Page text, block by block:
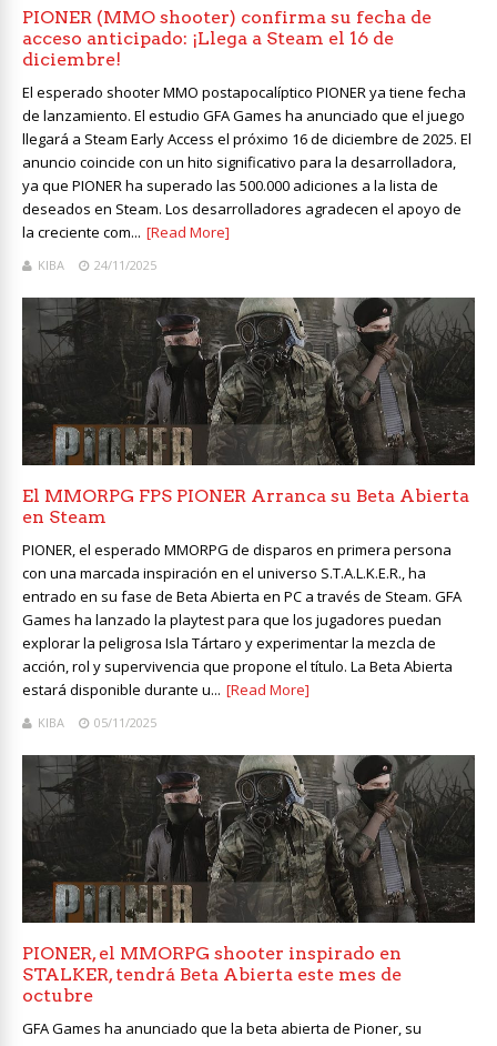
PIONER (MMO shooter) confirma su fecha de
acceso anticipado: ¡Llega a Steam el 16 de
diciembre!
El esperado shooter MMO postapocalíptico PIONER ya tiene fecha
de lanzamiento. El estudio GFA Games ha anunciado que el juego
llegará a Steam Early Access el próximo 16 de diciembre de 2025. El
anuncio coincide con un hito significativo para la desarrolladora,
ya que PIONER ha superado las 500.000 adiciones a la lista de
deseados en Steam. Los desarrolladores agradecen el apoyo de
la creciente com... [Read More]
KIBA 24/11/2025
El MMORPG FPS PIONER Arranca su Beta Abierta
en Steam
PIONER, el esperado MMORPG de disparos en primera persona
con una marcada inspiración en el universo S.T.A.L.K.E.R., ha
entrado en su fase de Beta Abierta en PC a través de Steam. GFA
Games ha lanzado la playtest para que los jugadores puedan
explorar la peligrosa Isla Tártaro y experimentar la mezcla de
acción, rol y supervivencia que propone el título. La Beta Abierta
estará disponible durante u... [Read More]
KIBA 05/11/2025
PIONER, el MMORPG shooter inspirado en
STALKER, tendrá Beta Abierta este mes de
octubre
GFA Games ha anunciado que la beta abierta de Pioner, su